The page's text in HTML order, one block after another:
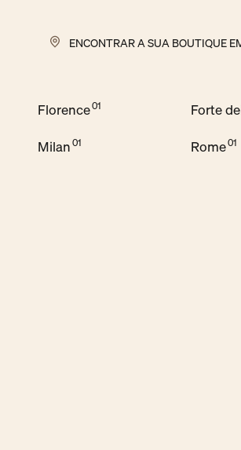
ENCONTRAR A SUA BOUTIQUE
Florence Forte
Milan Rome